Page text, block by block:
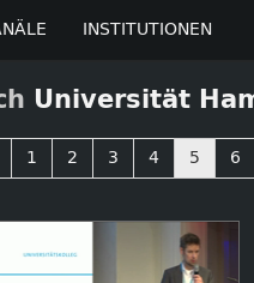
INSTITUTIONEN
Universität
1 2 3 4 5 6